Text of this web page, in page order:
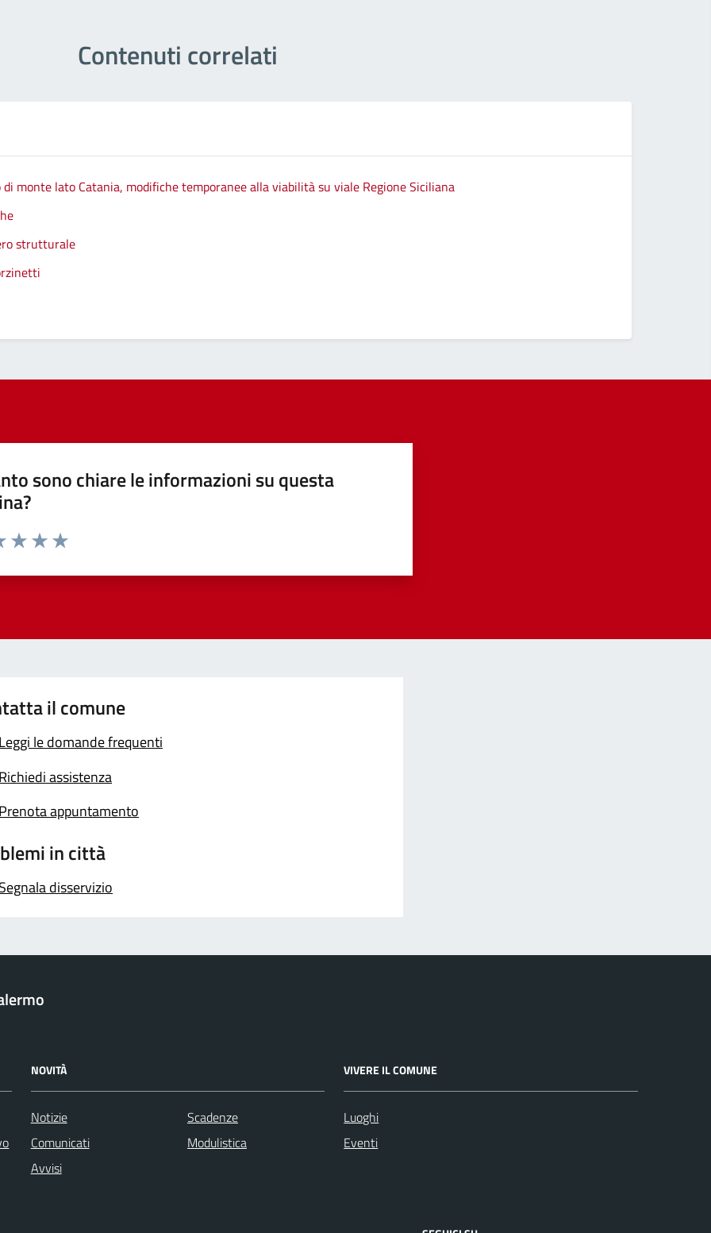
Contenuti correlati
di monte lato Catania, modifiche temporanee alla viabilità su viale Regione Siciliana
strutturale
sono chiare le informazioni su questa
il comune
Leggi le domande frequenti
Richiedi assistenza
Prenota appuntamento
in città
Segnala disservizio
NOVITÀ
Notizie
Comunicati
Avvisi
Scadenze
Modulistica
VIVERE IL COMUNE
Luoghi
Eventi